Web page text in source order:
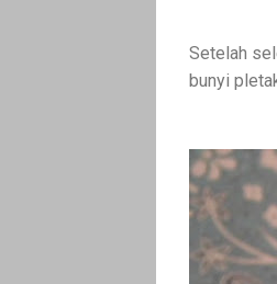
Setelah
bunyi